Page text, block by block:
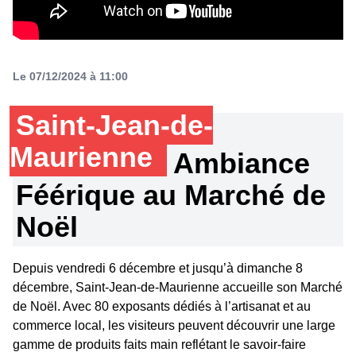
Le 07/12/2024 à 11:00
Saint-Jean-de-
Maurienne
Ambiance
Féérique au Marché de
Noël
Depuis vendredi 6 décembre et jusqu’à dimanche 8
décembre, Saint-Jean-de-Maurienne accueille son Marché
de Noël. Avec 80 exposants dédiés à l’artisanat et au
commerce local, les visiteurs peuvent découvrir une large
gamme de produits faits main reflétant le savoir-faire